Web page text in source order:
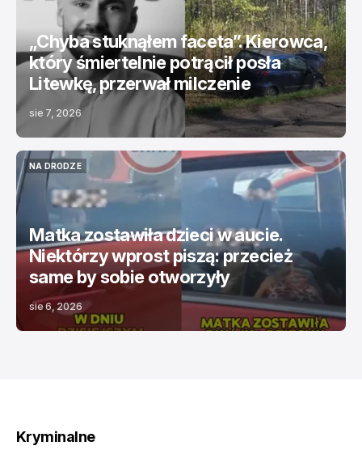
„Chyba stuknąłem faceta”. Kierowca,
który śmiertelnie potrącił posła
Litewkę, przerwał milczenie
sie 7, 2026
NA DRODZE
NA DRODZE
Matka zostawiła dzieci w aucie.
Niektórzy wprost piszą: przecież
same by sobie otworzyły
sie 6, 2026
Kryminalne